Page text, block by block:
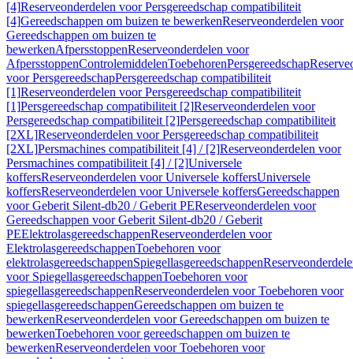
[4]Reserveonderdelen voor Persgereedschap compatibiliteit
[4]Gereedschappen om buizen te bewerkenReserveonderdelen voor
Gereedschappen om buizen te
bewerkenAfpersstoppenReserveonderdelen voor
AfpersstoppenControlemiddelenToebehorenPersgereedschap
voor PersgereedschapPersgereedschap compatibiliteit
[1]Reserveonderdelen voor Persgereedschap compatibiliteit
[1]Persgereedschap compatibiliteit [2]Reserveonderdelen voor
Persgereedschap compatibiliteit [2]Persgereedschap compatibiliteit
[2XL]Reserveonderdelen voor Persgereedschap compatibiliteit
[2XL]Persmachines compatibiliteit [4] / [2]Reserveonderdelen voor
Persmachines compatibiliteit [4] / [2]Universele
koffersReserveonderdelen voor Universele koffersUniversele
koffersReserveonderdelen voor Universele koffersGereedschappen
voor Geberit Silent-db20 / Geberit PEReserveonderdelen voor
Gereedschappen voor Geberit Silent-db20 / Geberit
PEElektrolasgereedschappenReserveonderdelen voor
ElektrolasgereedschappenToebehoren voor
elektrolasgereedschappenSpiegellasgereedschappen
voor SpiegellasgereedschappenToebehoren voor
spiegellasgereedschappenReserveonderdelen voor Toebehoren voor
spiegellasgereedschappenGereedschappen om buizen te
bewerkenReserveonderdelen voor Gereedschappen om buizen te
bewerkenToebehoren voor gereedschappen om buizen te
bewerkenReserveonderdelen voor Toebehoren voor